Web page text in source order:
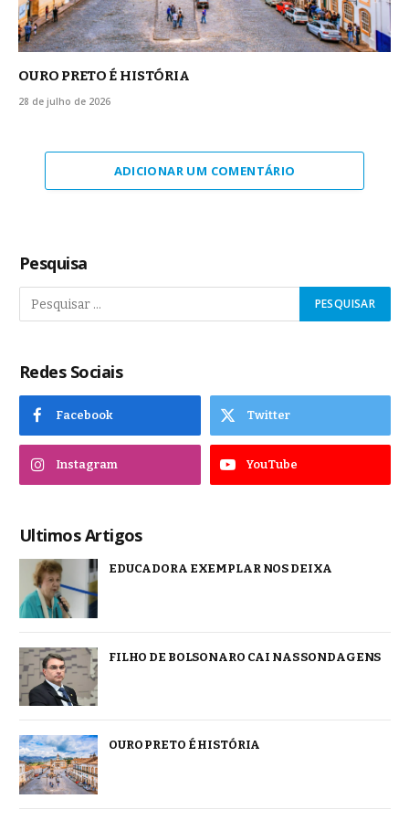
OURO PRETO É HISTÓRIA
28 de julho de 2026
ADICIONAR UM COMENTÁRIO
Pesquisa
Redes Sociais
Facebook Twitter
Instagram YouTube
Ultimos Artigos
EDUCADORA EXEMPLAR NOS DEIXA
FILHO DE BOLSONARO CAI NAS SONDAGENS
OURO PRETO É HISTÓRIA